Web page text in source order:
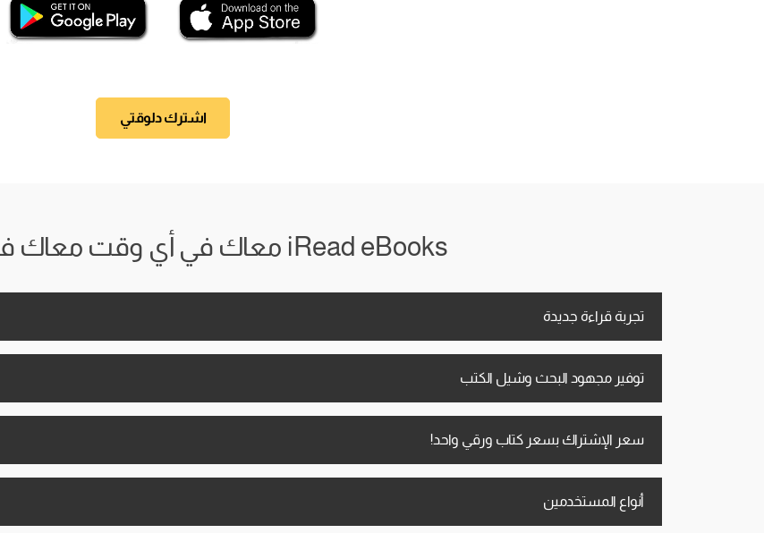
اشترك دلوقتي
iRead eBooks معاك في أي وقت معاك في كل مكان
تجربة قراءة جديدة
توفير مجهود البحث وشيل الكتب
سعر الإشتراك بسعر كتاب ورقي واحد!
أنواع المستخدمين